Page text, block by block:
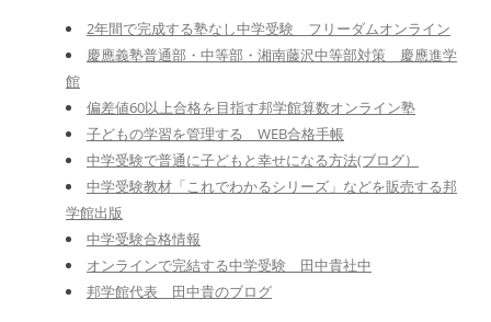
2年間で完成する塾なし中学受験 フリーダムオンライン
慶應義塾普通部・中等部・湘南藤沢中等部対策 慶應進学
館
偏差値60以上合格を目指す邦学館算数オンライン塾
子どもの学習を管理する WEB合格手帳
中学受験で普通に子どもと幸せになる方法(ブログ）
中学受験教材「これでわかるシリーズ」などを販売する邦
学館出版
中学受験合格情報
オンラインで完結する中学受験 田中貴社中
邦学館代表 田中貴のブログ